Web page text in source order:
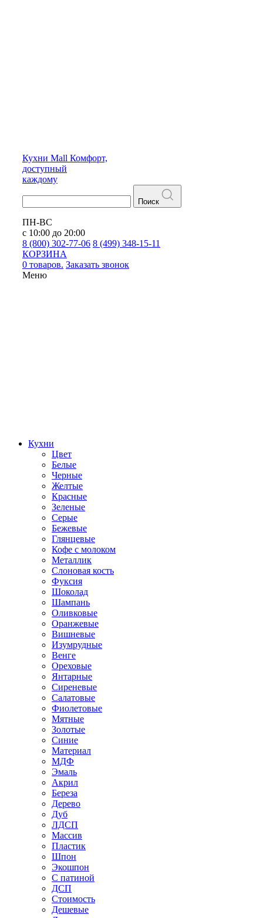
Кухни Mall Комфорт,
доступный
каждому
Поиск
ПН-ВС
с 10:00 до 20:00
8 (800) 302-77-06 8 (499) 348-15-11
КОРЗИНА
0 товаров. Заказать звонок
Меню
Кухни
Цвет
Белые
Черные
Желтые
Красные
Зеленые
Серые
Бежевые
Глянцевые
Кофе с молоком
Металлик
Слоновая кость
Фуксия
Шоколад
Шампань
Оливковые
Оранжевые
Вишневые
Изумрудные
Венге
Ореховые
Янтарные
Сиреневые
Салатовые
Фиолетовые
Мятные
Золотые
Синие
Материал
МДФ
Эмаль
Акрил
Береза
Дерево
Дуб
ЛДСП
Массив
Пластик
Шпон
Экошпон
С патиной
ДСП
Стоимость
Дешевые